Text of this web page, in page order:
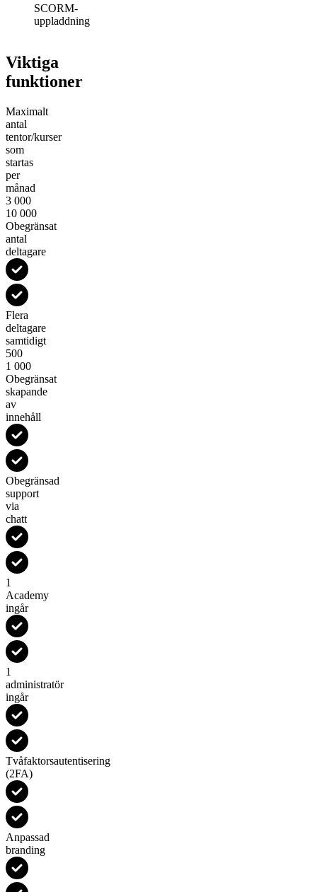
SCORM-
uppladdning
Viktiga
funktioner
Maximalt
antal
tentor/kurser
som
startas
per
månad
3 000
10 000
Obegränsat
antal
deltagare
Flera
deltagare
samtidigt
500
1 000
Obegränsat
skapande
av
innehåll
Obegränsad
support
via
chatt
1
Academy
ingår
1
administratör
ingår
Tvåfaktorsautentisering
(2FA)
Anpassad
branding